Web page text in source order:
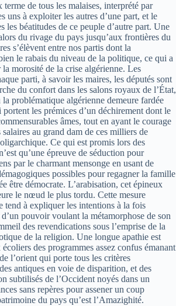
de tous les malaises, interprété par
uns à exploiter les autres d’une part, et le
les béatitudes de ce peuple d’autre part. Une
du rivage du pays jusqu’aux frontières du
s’élèvent entre nos partis dont la
le rabais du niveau de la politique, ce qui a
morosité de la crise algérienne. Les
parti, à savoir les maires, les députés sont
du confort dans les salons royaux de l’État,
problématique algérienne demeure fardée
portent les prémices d’un déchirement dont le
âmes, tout en ayant le courage
au grand dam de ces milliers de
Ce qui est promis lors des
qu’une épreuve de séduction pour
par le charmant mensonge en usant de
possibles pour regagner la famille
être démocrate. L’arabisation, cet épineux
le nœud le plus tordu. Cette mesure
tend à expliquer les intentions à la fois
pouvoir voulant la métamorphose de son
des revendications sous l’emprise de la
de la religion. Une longue apathie est
des programmes assez confus émanant
l’orient qui porte tous les critères
antiques en voie de disparition, et des
subtilisés de l’Occident noyés dans un
sans repères pour assener un coup
du pays qu’est l’Amazighité.